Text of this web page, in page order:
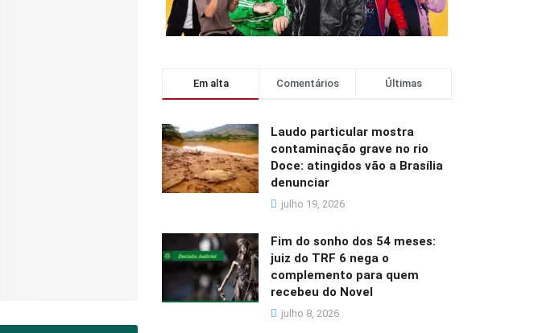
Em alta Comentários Últimas
Laudo particular mostra
contaminação grave no rio
Doce: atingidos vão a Brasília
denunciar
julho 19, 2026
Fim do sonho dos 54 meses:
juiz do TRF 6 nega o
complemento para quem
recebeu do Novel
julho 8, 2026